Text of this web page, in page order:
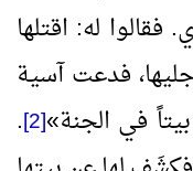
فقالوا له: اقتلها
فدعت آسية
في الجنة»
[2]
.